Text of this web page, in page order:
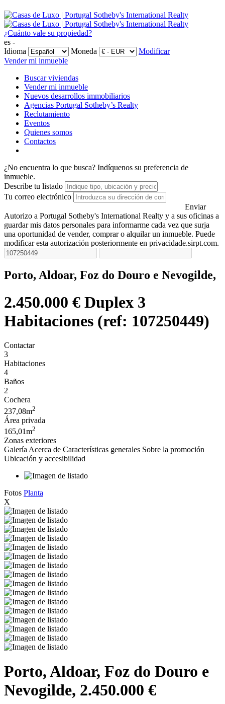
¿Cuánto vale su propiedad?
es -
Idioma
Moneda
Modificar
Vender mi inmueble
Buscar viviendas
Vender mi inmueble
Nuevos desarrollos immobiliarios
Agencias Portugal Sotheby’s Realty
Reclutamiento
Eventos
Quienes somos
Contactos
¿No encuentra lo que busca? Indíquenos su preferencia de
inmueble.
Describe tu listado
Tu correo electrónico
Enviar
Autorizo a Portugal Sotheby's International Realty y a sus oficinas a
guardar mis datos personales para informarme cada vez que surja
una oportunidad de vender, comprar o alquilar un inmueble. Puede
modificar esta autorización posteriormente en privacidade.sirpt.com.
Porto, Aldoar, Foz do Douro e Nevogilde,
2.450.000 € Duplex 3
Habitaciones (ref: 107250449)
Contactar
3
Habitaciones
4
Baños
2
Cochera
237,08m2
Área privada
165,01m2
Zonas exteriores
Galería Acerca de Características generales Sobre la promoción
Ubicación y accesibilidad
Fotos Planta
X
Porto, Aldoar, Foz do Douro e
Nevogilde, 2.450.000 €